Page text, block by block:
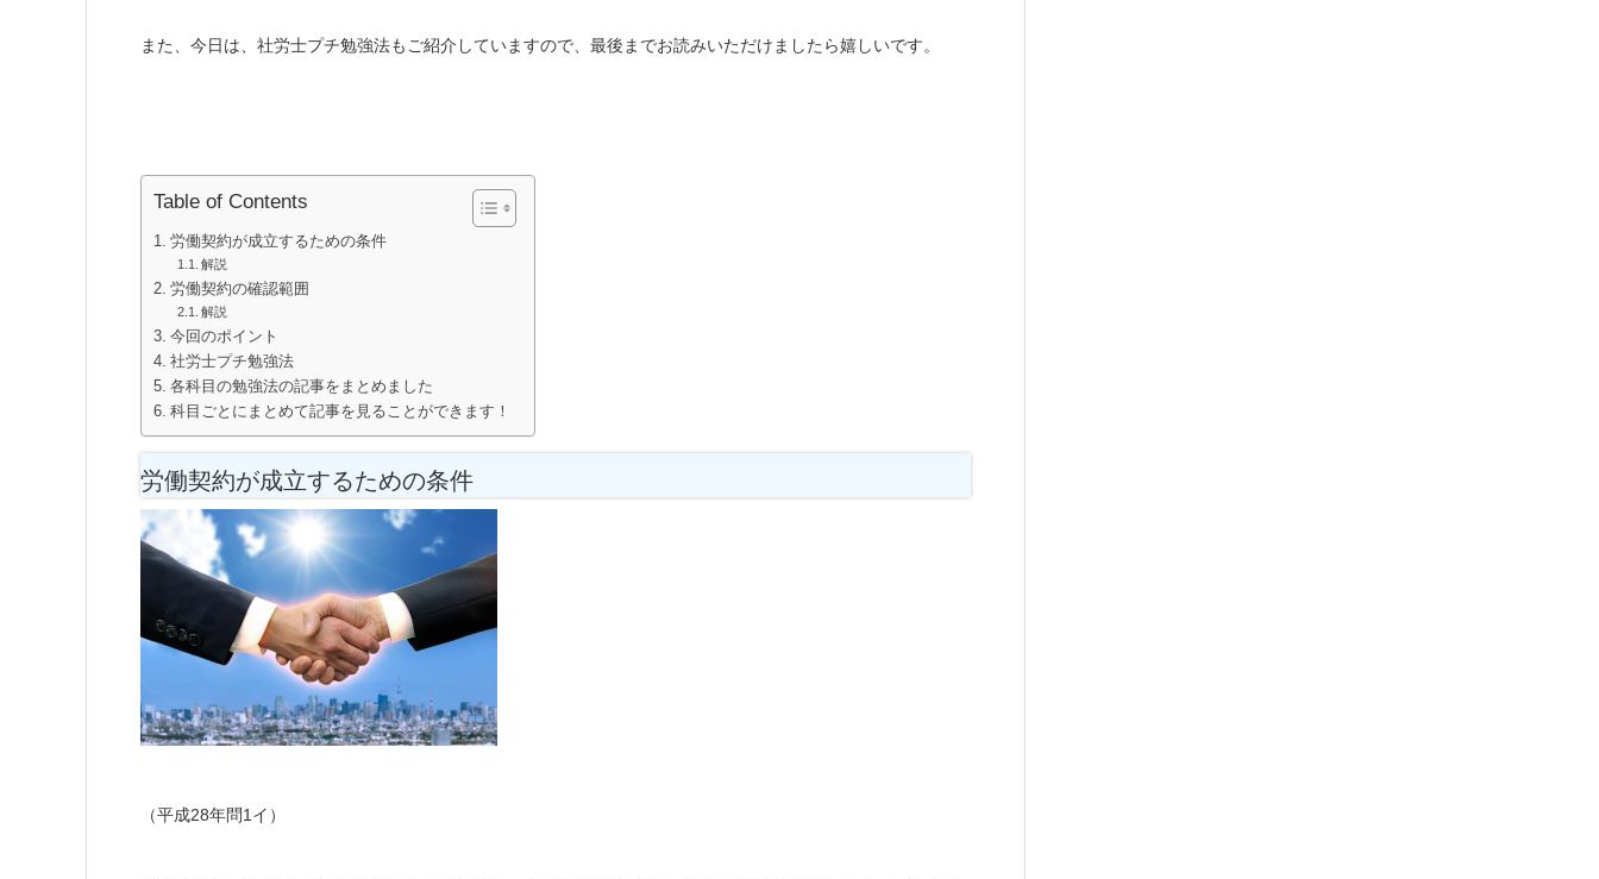
また、今日は、社労士プチ勉強法もご紹介していますので、最後までお読みいただけましたら嬉しいです。
Table of Contents
労働契約が成立するための条件
解説
労働契約の確認範囲
解説
今回のポイント
社労士プチ勉強法
各科目の勉強法の記事をまとめました
科目ごとにまとめて記事を見ることができます！
労働契約が成立するための条件
（平成28年問1イ）